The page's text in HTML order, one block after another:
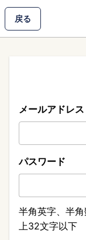
戻る
メールアドレス
パスワード
半角英字、半
上32文字以下